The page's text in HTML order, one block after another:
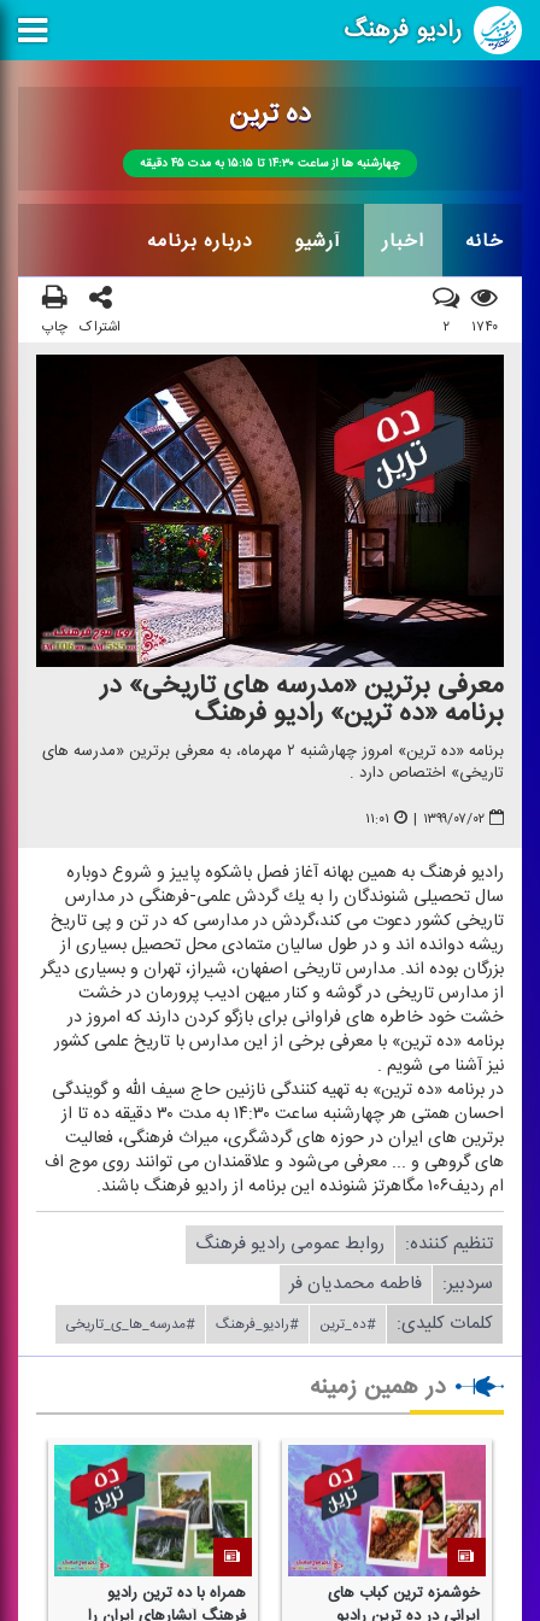
رادیو فرهنگ
ده ترین
چهارشنبه ها از ساعت ۱۴:۳۰ تا ۱۵:۱۵ به مدت ۴۵ دقیقه
خانه اخبار آرشیو درباره برنامه
۱۷۴۰ ۲ اشتراک چاپ
معرفی برترین «مدرسه های تاریخی» در
برنامه «ده ترین» رادیو فرهنگ
برنامه «ده ترین» امروز چهارشنبه ۲ مهرماه، به معرفی برترین «مدرسه های
تاریخی» اختصاص دارد .
۱۳۹۹/۰۷/۰۲ | ۱۱:۰۱
رادیو فرهنگ به همین بهانه آغاز فصل باشكوه پاییز و شروع دوباره
سال تحصیلی شنوندگان را به یك گردش علمی-فرهنگی در مدارس
تاریخی كشور دعوت می كند،گردش در مدارسی كه در تن و پی تاریخ
ریشه دوانده اند و در طول سالیان متمادی محل تحصیل بسیاری از
بزرگان بوده اند. مدارس تاریخی اصفهان، شیراز، تهران و بسیاری دیگر
از مدارس تاریخی در گوشه و كنار میهن ادیب پرورمان در خشت
خشت خود خاطره های فراوانی برای بازگو كردن دارند كه امروز در
برنامه «ده ترین» با معرفی برخی از این مدارس با تاریخ علمی كشور
نیز آشنا می شویم .
در برنامه «ده ترین» به تهیه كنندگی نازنین حاج سیف الله و گویندگی
احسان همتی هر چهارشنبه ساعت ۱۴:۳۰ به مدت ۳۰ دقیقه ده تا از
برترین های ایران در حوزه های گردشگری، میراث فرهنگی، فعالیت
های گروهی و ... معرفی می‌شود و علاقمندان می توانند روی موج اف
ام ردیف۱۰۶ مگاهرتز شنونده این برنامه از رادیو فرهنگ باشند.
تنظیم كننده:
روابط عمومی رادیو فرهنگ
سردبیر:
فاطمه محمدیان فر
کلمات کلیدی:
#ده_ترین #رادیو_فرهنگ #مدرسه_ها_ی_تاریخی
در همین زمینه
خوشمزه ترین كباب های
همراه با ده ترین رادیو